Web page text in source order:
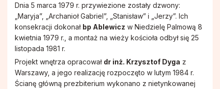
Dnia 5 marca 1979 r. przywiezione zostały dzwony:
„Maryja”, „Archanioł Gabriel”, „Stanisław” i „Jerzy”. Ich
konsekracji dokonał bp Ablewicz w Niedzielę Palmową 8
kwietnia 1979 r., a montaż na wieży kościoła odbył się 25
listopada 1981 r.
Projekt wnętrza opracował dr inż. Krzysztof Dyga z
Warszawy, a jego realizację rozpoczęto w lutym 1984 r.
Ścianę główną prezbiterium wykonano z nietynkowanej